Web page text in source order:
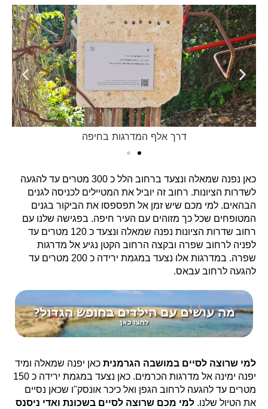
דרך אלף המדרגות בחיפה
כאן נפנה שמאלה ונצעד ברחוב הלל כ 300 מטרים עד להגעה
לשדרות הציונות. רחוב זה יוביל את המטיילים לכניסה לגנים
הבהאים. למי מכם שיש זמן אל תפספסו את הביקור בגנים
המטופחים שכל כך מזוהים עם העיר חיפה. בפגישה שלנו עם
רחוב שדרות הציונות נפנה שמאלה ונצעד כ 120 מטרים עד
לפניה לרחוב שפרה ובקצה הרחוב הקטן נגיע אל מדרגות
שפרה. במדרגות אלו נצעד במגמת ירידה כ 200 מטרים עד
להגעה לרחוב עבאס.
למי שרוצה לסיים במושבה הגרמנית כאן יפנה שמאלה ומיד
יפנה ימינה אל מדרגות הכרמים. כאן נצעד במגמת ירידה כ 150
מטרים עד להגעה לרחוב הגפן ואל כיכר אונסק"ו שכאן נסיים
את הטיול שלנו. למי מכם שרוצה לסיים בשכונת ואדי ניסנס